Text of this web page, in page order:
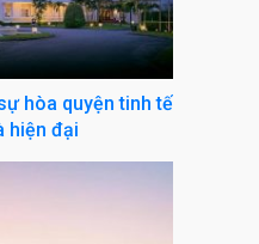
hòa quyện tinh tế
hiện đại